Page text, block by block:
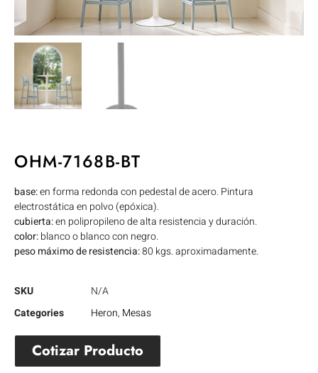
OHM-7168B-BT
base:en forma redonda con pedestal de acero. Pintura
electrostática en polvo (epóxica).
cubierta:en polipropileno de alta resistencia y duración.
color:blanco o blanco con negro.
peso máximo de resistencia:80 kgs. aproximadamente.
SKU
N/A
Categories
Heron, Mesas
Cotizar Producto